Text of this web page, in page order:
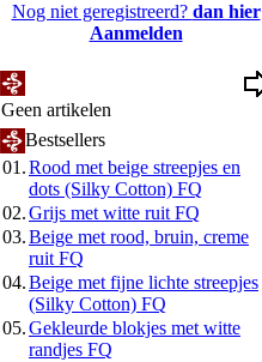
Nog niet geregistreerd? dan hier
Aanmelden
Geen artikelen
Bestsellers
01.Rood met beige streepjes en
dots (Silky Cotton) FQ
02.Grijs met witte ruit FQ
03.Beige met rood, bruin, creme
ruit FQ
04.Beige met fijne lichte streepjes
(Silky Cotton) FQ
05.Gekleurde blokjes met witte
randjes FQ